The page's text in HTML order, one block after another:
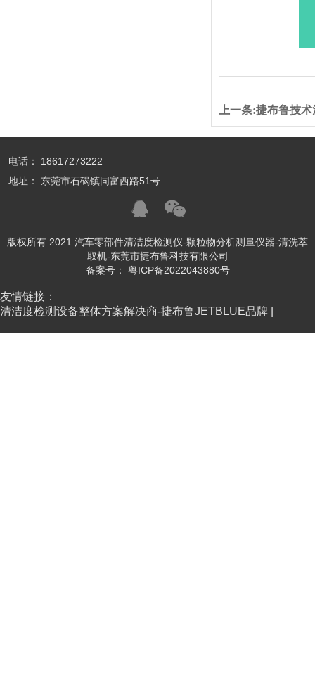
上一条:捷布鲁技
电话： 18617273222
地址： 东莞市石碣镇同富西路51号
版权所有 2021 汽车零部件清洁度检测仪-颗粒物分析测量仪器-清洗萃
取机-东莞市捷布鲁科技有限公司
备案号： 粤ICP备2022043880号
友情链接：
清洁度检测设备整体方案解决商-捷布鲁JETBLUE品牌 |